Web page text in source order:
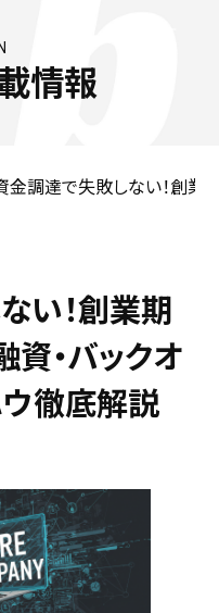
情報
金調達で失敗しない！創業
い！創業期
資・バックオ
ウ徹底解説